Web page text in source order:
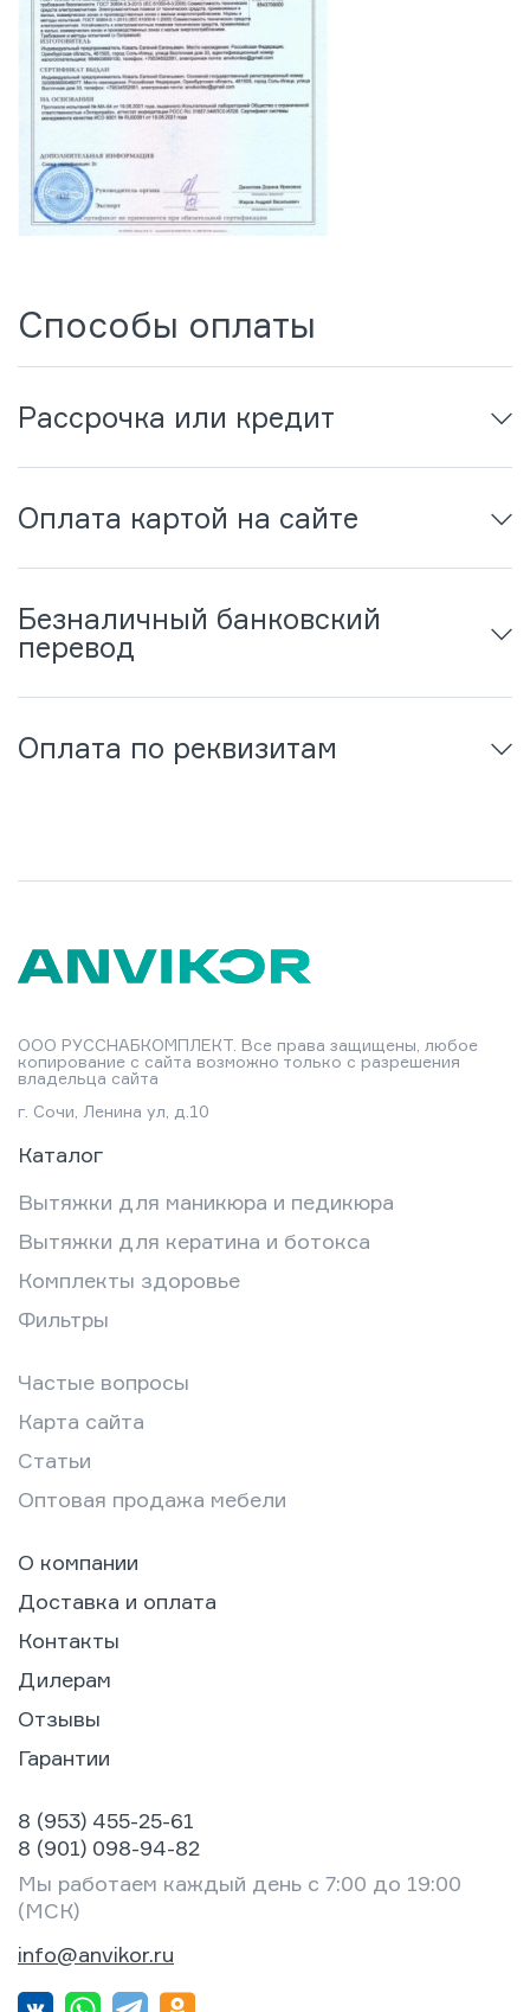
Способы оплаты
Рассрочка или кредит
Оплата картой на сайте
Безналичный банковский
перевод
Оплата по реквизитам
ООО РУССНАБКОМПЛЕКТ. Все права защищены, любое
копирование с сайта возможно только с разрешения
владельца сайта
г. Сочи, Ленина ул, д.10
Каталог
Вытяжки для маникюра и педикюра
Вытяжки для кератина и ботокса
Комплекты здоровье
Фильтры
Частые вопросы
Карта сайта
Статьи
Оптовая продажа мебели
О компании
Доставка и оплата
Контакты
Дилерам
Отзывы
Гарантии
8 (953) 455-25-61
8 (901) 098-94-82
Мы работаем каждый день с 7:00 до 19:00
(МСК)
info@anvikor.ru